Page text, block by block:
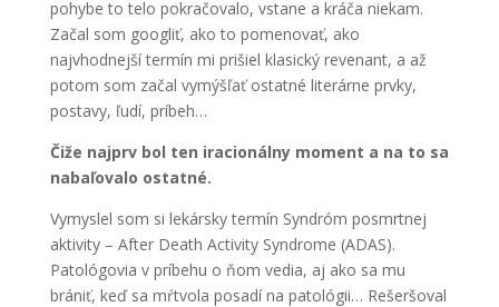
pohybe to telo pokračovalo, vstane a kráča niekam.
Začal som googliť, ako to pomenovať, ako
najvhodnejší termín mi prišiel klasický revenant, a až
potom som začal vymýšľať ostatné literárne prvky,
postavy, ľudí, príbeh…
Čiže najprv bol ten iracionálny moment a na to sa
nabaľovalo ostatné.
Vymyslel som si lekársky termín Syndróm posmrtnej
aktivity – After Death Activity Syndrome (ADAS).
Patológovia v príbehu o ňom vedia, aj ako sa mu
brániť, keď sa mŕtvola posadí na patológii… Rešeršoval